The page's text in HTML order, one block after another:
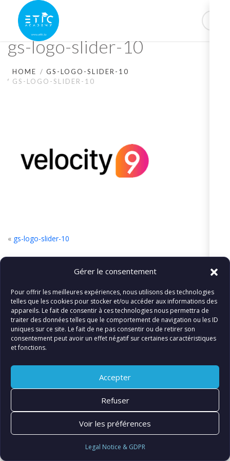
Gérer le consentement
Pour offrir les meilleures expériences, nous utilisons des technologies
telles que les cookies pour stocker et/ou accéder aux informations des
appareils. Le fait de consentir à ces technologies nous permettra de
traiter des données telles que le comportement de navigation ou les ID
uniques sur ce site. Le fait de ne pas consentir ou de retirer son
consentement peut avoir un effet négatif sur certaines caractéristiques
et fonctions.
Accepter
Refuser
Voir les préférences
Legal Notice & GDPR
gs-logo-slider-10
HOME
GS-LOGO-SLIDER-10
GS-LOGO-SLIDER-10
« gs-logo-slider-10
© FIATLUX INTERNATIONAL SARL